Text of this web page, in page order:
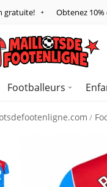
gratuite! Obtenez 10%
Footballeurs